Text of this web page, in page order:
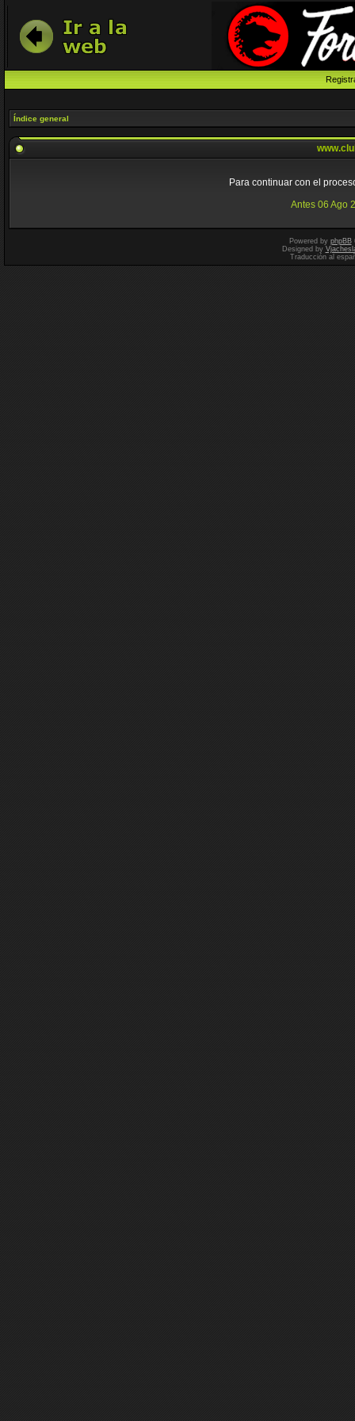
Índice general
Para continuar con el
Antes 06 Ago
Powered by phpBB
Designed by
Traducción al